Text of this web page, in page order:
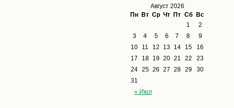
Август 2026
Пн Вт Ср Чт Пт Сб Вс
« Июл
1
2
3
4 5 6 7 8
9
10
11 12 13 14 15
16
17
18 19 20 21 22
23
24 25 26 27 28 29
30
31